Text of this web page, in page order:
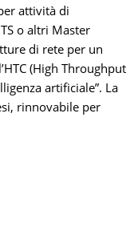
attività di
o altri Master
di rete per un
(High Throughput
artificiale”. La
rinnovabile per